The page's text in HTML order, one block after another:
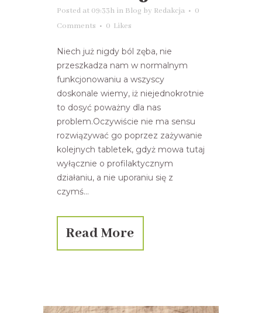
Posted at 09:33h in Blog by Redakcja
0
Comments
0 Likes
Niech już nigdy ból zęba, nie
przeszkadza nam w normalnym
funkcjonowaniu a wszyscy
doskonale wiemy, iż niejednokrotnie
to dosyć poważny dla nas
problem.Oczywiście nie ma sensu
rozwiązywać go poprzez zażywanie
kolejnych tabletek, gdyż mowa tutaj
wyłącznie o profilaktycznym
działaniu, a nie uporaniu się z
czymś...
Read More